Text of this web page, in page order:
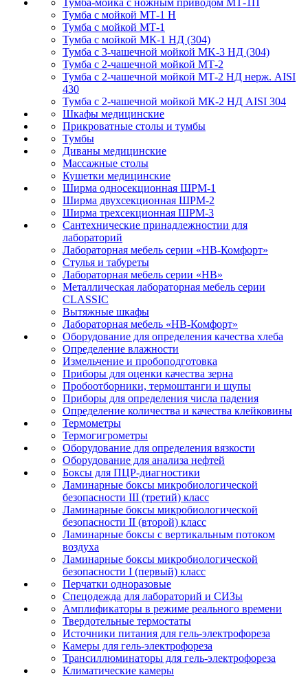
Тумба-мойка с ножным приводом МТ-1П
Тумба с мойкой МТ-1 Н
Тумба с мойкой МТ-1
Тумба с мойкой МК-1 НД (304)
Тумба с 3-чашечной мойкой МK-3 НД (304)
Тумба с 2-чашечной мойкой МТ-2
Тумба с 2-чашечной мойкой МТ-2 НД нерж. AISI
430
Тумба с 2-чашечной мойкой МК-2 НД AISI 304
Шкафы медицинские
Прикроватные столы и тумбы
Тумбы
Диваны медицинские
Массажные столы
Кушетки медицинские
Ширма односекционная ШРМ-1
Ширма двухсекционная ШРМ-2
Ширма трехсекционная ШРМ-3
Сантехнические принадлежностии для
лабораторий
Лабораторная мебель серии «НВ-Комфорт»
Стулья и табуреты
Лабораторная мебель серии «НВ»
Металлическая лабораторная мебель серии
CLASSIC
Вытяжные шкафы
Лабораторная мебель «НВ-Комфорт»
Оборудование для определения качества хлеба
Определение влажности
Измельчение и пробоподготовка
Приборы для оценки качества зерна
Пробоотборники, термоштанги и щупы
Приборы для определения числа падения
Определение количества и качества клейковины
Термометры
Термогигрометры
Оборудование для определения вязкости
Оборудование для анализа нефтей
Боксы для ПЦР-диагностики
Ламинарные боксы микробиологической
безопасности III (третий) класс
Ламинарные боксы микробиологической
безопасности II (второй) класс
Ламинарные боксы с вертикальным потоком
воздуха
Ламинарные боксы микробиологической
безопасности I (первый) класс
Перчатки одноразовые
Спецодежда для лабораторий и СИЗы
Амплификаторы в режиме реального времени
Твердотельные термостаты
Источники питания для гель-электрофореза
Камеры для гель-электрофореза
Трансиллюминаторы для гель-электрофореза
Климатические камеры